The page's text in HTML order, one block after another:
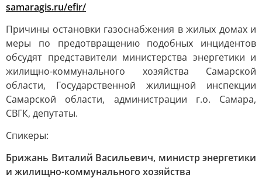
samaragis.ru/efir/
Причины остановки газоснабжения в жилых домах и
меры по предотвращению подобных инцидентов
обсудят представители министерства энергетики и
жилищно-коммунального хозяйства Самарской
области, Государственной жилищной инспекции
Самарской области, администрации г.о. Самара,
СВГК, депутаты.
Спикеры:
Брижань Виталий Васильевич, министр энергетики
и жилищно-коммунального хозяйства